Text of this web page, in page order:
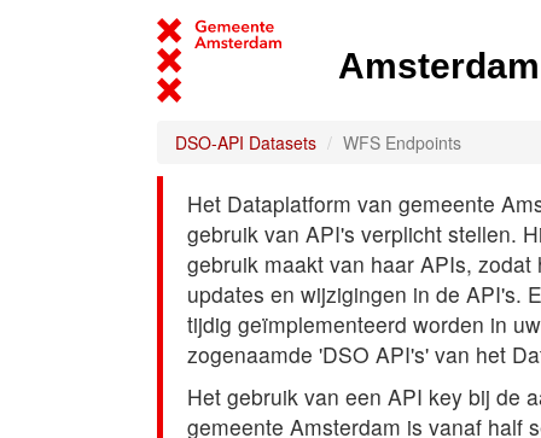
DSO-API Datasets WFS Endpoints
Het Dataplatform van gemeente
gebruik van API's verplicht stellen.
gebruik maakt van haar APIs,
updates en wijzigingen in de API's.
tijdig geïmplementeerd worden in
zogenaamde 'DSO API's' van het
Het gebruik van een API key bij de
gemeente Amsterdam is vanaf half